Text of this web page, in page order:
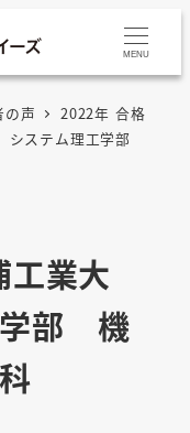
MENU
の声
2022年 合格
システム理工学部
工業大
部 機